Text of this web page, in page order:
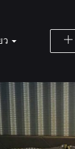
ว